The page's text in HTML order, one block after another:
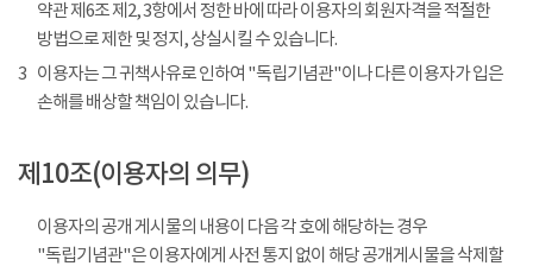
약관 제6조 제2, 3항에서 정한 바에 따라 이용자의 회원자격을 적절한
방법으로 제한 및 정지, 상실시킬 수 있습니다.
3 이용자는 그 귀책사유로 인하여 "독립기념관"이나 다른 이용자가 입은
손해를 배상할 책임이 있습니다.
제10조(이용자의 의무)
이용자의 공개 게시물의 내용이 다음 각 호에 해당하는 경우
"독립기념관"은 이용자에게 사전 통지 없이 해당 공개게시물을 삭제할